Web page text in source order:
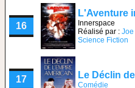
16
L'Aventure
Innerspace
Réalisé par : Joe
Science Fiction
17 Le Déclin
Comédie